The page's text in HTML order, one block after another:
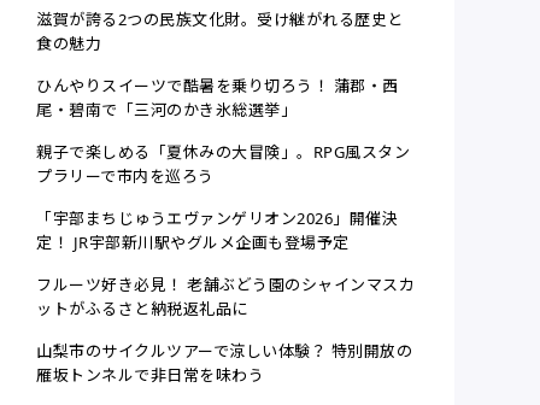
滋賀が誇る2つの民族文化財。受け継がれる歴史と
食の魅力
ひんやりスイーツで酷暑を乗り切ろう！ 蒲郡・西
尾・碧南で「三河のかき氷総選挙」
親子で楽しめる「夏休みの大冒険」。RPG風スタン
プラリーで市内を巡ろう
「宇部まちじゅうエヴァンゲリオン2026」開催決
定！ JR宇部新川駅やグルメ企画も登場予定
フルーツ好き必見！ 老舗ぶどう園のシャインマスカ
ットがふるさと納税返礼品に
山梨市のサイクルツアーで涼しい体験？ 特別開放の
雁坂トンネルで非日常を味わう